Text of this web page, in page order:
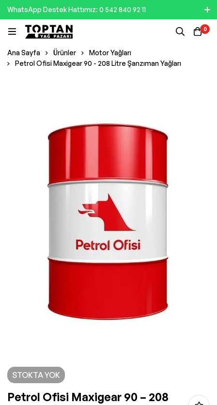
WhatsApp Destek Hattımız: 0 542 840 92 11
0
Ana Sayfa Ürünler
Motor Yağları
Petrol Ofisi Maxigear 90 - 208 Litre Şanzıman Yağları
STOKTA YOK
Petrol Ofisi Maxigear 90 – 208